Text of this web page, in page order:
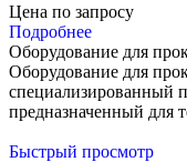
Цена по запросу
Подробнее
Оборудование для
Оборудование для
специализированный
предназначенный для
Быстрый просмотр